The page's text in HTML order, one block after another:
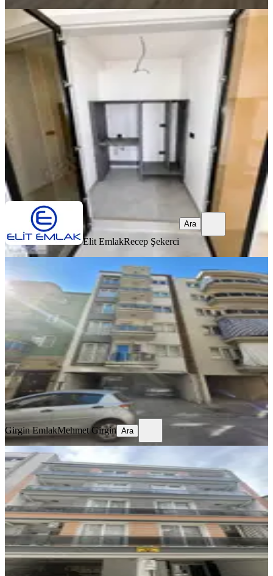
YENİ
Zeybek Mahallesinde Kiralık Sıfır 2+1
Efeler, Zeybek Mahallesi
40.000 ₺
Elit Emlak Recep Şekerci
Ara
Elit EmlakRecep Şekerci
Ara
Hasan Efendi Ramazan Paşa
Mahallesinde Kiralık Eşyalı 1+1 Daire
Efeler, Hasanefendi ramazan Paşa Mahallesi
1+1 · 60 m²·4. Kat·07.08.2026
22.000 ₺
Girgin EmlakMehmet Girgin
Ara
Girgin EmlakMehmet Girgin Ara
YENİ
Mhc'den Kiralık 2+1 Doğalgazlı
Efeler, Meşrutiyet Mahallesi
2+1·75 m²·4. Kat·07.08.2026
18.500 ₺
MHC GAYRİMENKUL Ali Mıhçı